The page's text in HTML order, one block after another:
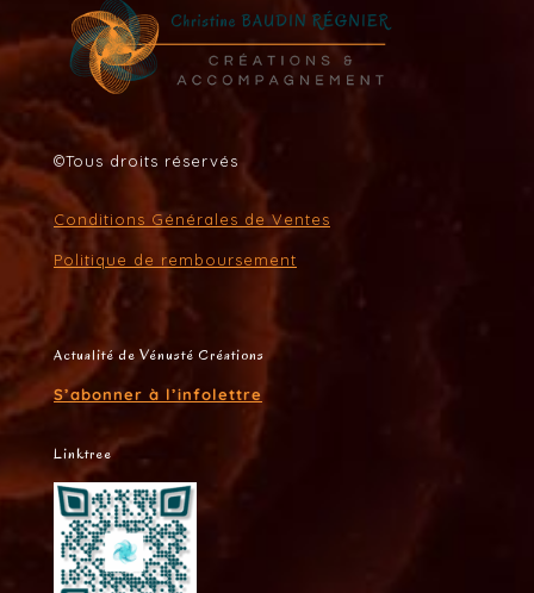
©Tous droits réservés
Conditions Générales de Ventes
Politique de remboursement
Actualité de Vénusté Créations
S’abonner à l’infolettre
Linktree